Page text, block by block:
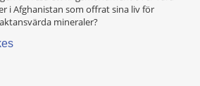
i Afghanistan som offrat sina liv för
mineraler?